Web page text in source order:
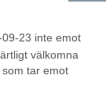
09-23 inte emot
välkomna
tar emot